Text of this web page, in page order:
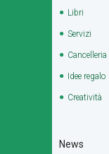
Libri
Servizi
Cancelleria
Idee regalo
Creatività
News